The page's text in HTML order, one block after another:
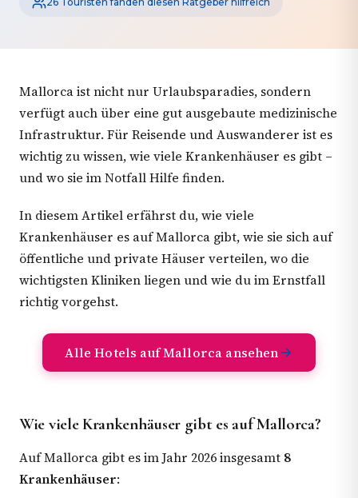
Mallorca ist nicht nur Urlaubsparadies, sondern
verfügt auch über eine gut ausgebaute medizinische
Infrastruktur. Für Reisende und Auswanderer ist es
wichtig zu wissen, wie viele Krankenhäuser es gibt –
und wo sie im Notfall Hilfe finden.
In diesem Artikel erfährst du, wie viele
Krankenhäuser es auf Mallorca gibt, wie sie sich auf
öffentliche und private Häuser verteilen, wo die
wichtigsten Kliniken liegen und wie du im Ernstfall
richtig vorgehst.
Alle Hotels auf Mallorca ansehen
Wie viele Krankenhäuser gibt es auf Mallorca?
Auf Mallorca gibt es im Jahr 2026 insgesamt 8
Krankenhäuser: